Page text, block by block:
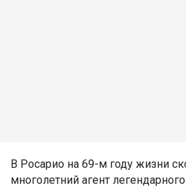
В Росарио на 69-м году жизни
многолетний агент